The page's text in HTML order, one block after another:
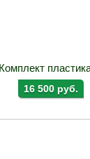
16 500 руб.